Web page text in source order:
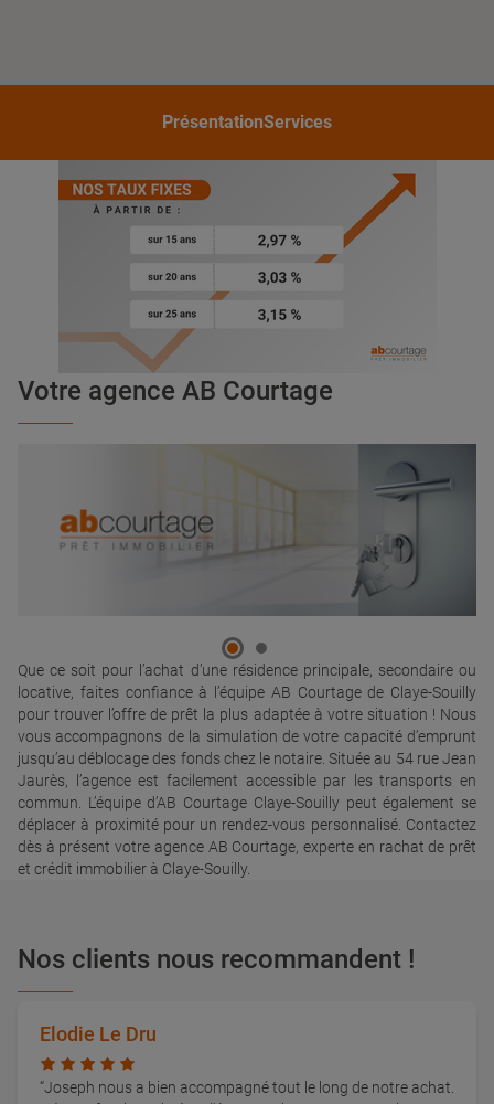
PrésentationServices
Votre agence AB Courtage
Que ce soit pour l’achat d’une résidence principale, secondaire ou
locative, faites confiance à l’équipe AB Courtage de Claye-Souilly
pour trouver l’offre de prêt la plus adaptée à votre situation ! Nous
vous accompagnons de la simulation de votre capacité d’emprunt
jusqu’au déblocage des fonds chez le notaire. Située au 54 rue Jean
Jaurès, l’agence est facilement accessible par les transports en
commun. L’équipe d’AB Courtage Claye-Souilly peut également se
déplacer à proximité pour un rendez-vous personnalisé. Contactez
dès à présent votre agence AB Courtage, experte en rachat de prêt
et crédit immobilier à Claye-Souilly.
Nos clients nous recommandent !
Elodie Le Dru
Joseph nous a bien accompagné tout le long de notre achat.